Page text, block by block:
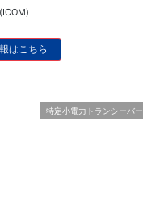
はこちら
特定小電力トランシーバー